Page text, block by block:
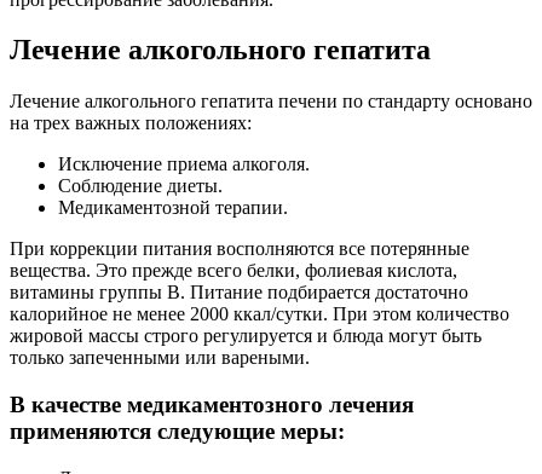
Лечение алкогольного гепатита
Лечение алкогольного гепатита печени по стандарту основано
на трех важных положениях:
Исключение приема алкоголя.
Соблюдение диеты.
Медикаментозной терапии.
При коррекции питания восполняются все потерянные
вещества. Это прежде всего белки, фолиевая кислота,
витамины группы В. Питание подбирается достаточно
калорийное не менее 2000 ккал/сутки. При этом количество
жировой массы строго регулируется и блюда могут быть
только запеченными или вареными.
В качестве медикаментозного лечения
применяются следующие меры: